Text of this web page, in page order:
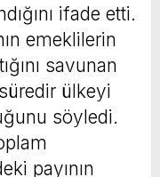
ifade etti.
emeklilerin
savunan
ülkeyi
söyledi.
payının